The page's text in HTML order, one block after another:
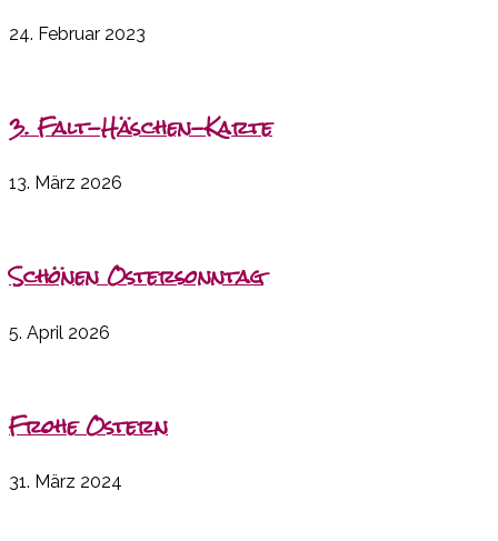
24. Februar 2023
3. Falt-Häschen-Karte
13. März 2026
Schönen Ostersonntag
5. April 2026
Frohe Ostern
31. März 2024